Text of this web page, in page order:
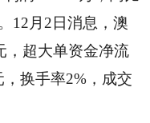
12月2日消息，澳
，超大单资金净流
，换手率2%，成交